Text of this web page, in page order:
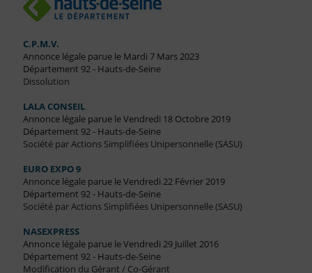
C.P.M.V.
Annonce légale parue le Mardi 7 Mars 2023
Département 92 - Hauts-de-Seine
Dissolution
LALA CONSEIL
Annonce légale parue le Vendredi 18 Octobre 2019
Département 92 - Hauts-de-Seine
Société par Actions Simplifiées Unipersonnelle (SASU)
EURO EXPO 9
Annonce légale parue le Vendredi 22 Février 2019
Département 92 - Hauts-de-Seine
Société par Actions Simplifiées Unipersonnelle (SASU)
NASEXPRESS
Annonce légale parue le Vendredi 29 Juillet 2016
Département 92 - Hauts-de-Seine
Modification du Gérant / Co-Gérant